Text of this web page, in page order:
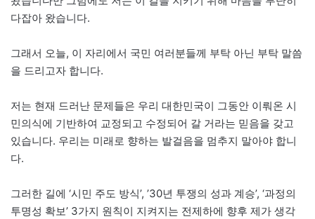
다잡아 왔습니다.
그래서 오늘, 이 자리에서 국민 여러분들께 부탁 아닌 부탁 말씀
을 드리고자 합니다.
저는 현재 드러난 문제들은 우리 대한민국이 그동안 이뤄온 시
민의식에 기반하여 교정되고 수정되어 갈 거라는 믿음을 갖고
있습니다. 우리는 미래로 향하는 발걸음을 멈추지 말아야 합니
다.
그러한 길에 ‘시민 주도 방식’, ’30년 투쟁의 성과 계승’, ‘과정의
투명성 확보’ 3가지 원칙이 지켜지는 전제하에 향후 제가 생각